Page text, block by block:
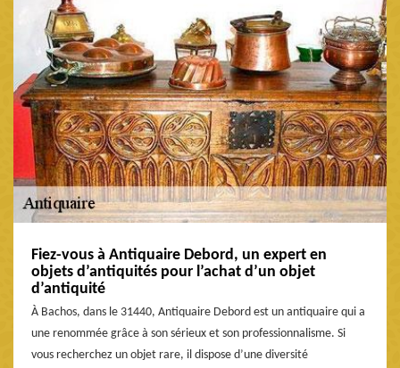
Fiez-vous à Antiquaire Debord, un expert en
objets d’antiquités pour l’achat d’un objet
d’antiquité
À Bachos, dans le 31440, Antiquaire Debord est un antiquaire qui a
une renommée grâce à son sérieux et son professionnalisme. Si
vous recherchez un objet rare, il dispose d’une diversité